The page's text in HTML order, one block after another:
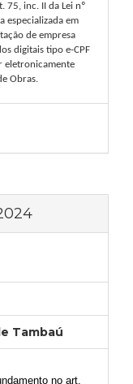
75, inc. II da Lei nº
especializada em
de empresa
digitais tipo e-CPF
eletronicamente
Obras.
Tambaú
no art.